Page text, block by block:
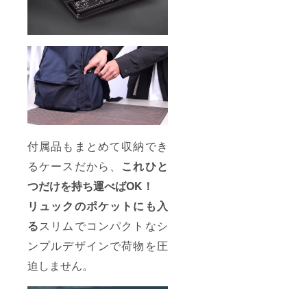
付属品もまとめて収納でき
るケースだから、 これひと
つだけを持ち運べばOK！
リュックのポケットにも入
るスリムでコンパクトなシ
ンプルデザインで荷物を圧
迫しません。